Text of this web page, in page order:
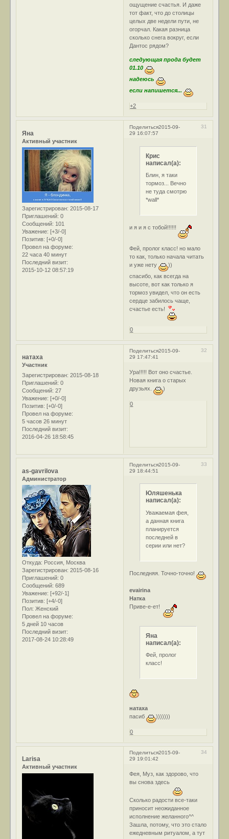
ощущение счастья. И даже
тот факт, что до столицы
целых две недели пути, не
огорчал. Какая разница
сколько снега вокруг, если
Дантос рядом?
следующая прода будет
01.10
надеюсь
если напишется...
+2
Поделиться 31
2015-09-
29 16:07:57
Яна
Активный участник
Зарегистрирован: 2015-08-17
Приглашений: 0
Сообщений: 101
Уважение: [+3/-0]
Позитив: [+0/-0]
Провел на форуме:
22 часа 40 минут
Последний визит:
2015-10-12 08:57:19
Крис
написал(а):
Блин, я таки
тормоз... Вечно
не туда смотрю
*wall*
и я и я с тобой!!!!!!
Фей, пролог класс! но мало
то как, только начала читать
и уже нету
))
спасибо, как всегда на
высоте, вот как только я
тормоз увидел, что он есть
сердце забилось чаще,
счастье есть!
0
Поделиться 32
2015-09-
29 17:47:41
натаха
Участник
Зарегистрирован: 2015-08-18
Приглашений: 0
Сообщений: 27
Уважение: [+0/-0]
Позитив: [+0/-0]
Провел на форуме:
5 часов 26 минут
Последний визит:
2016-04-26 18:58:45
Ура!!!!! Вот оно счастье.
Новая книга о старых
друзьях.
)
0
Поделиться 33
2015-09-
29 18:44:51
as-gavrilova
Администратор
Откуда: Россия, Москва
Зарегистрирован: 2015-08-16
Приглашений: 0
Сообщений: 689
Уважение: [+92/-1]
Позитив: [+4/-0]
Пол: Женский
Провел на форуме:
5 дней 10 часов
Последний визит:
2017-08-24 10:28:49
Юляшенька
написал(а):
Уважаемая фея,
а данная книга
планируется
последней в
серии или нет?
Последняя. Точно-точно!
evairina
Натка
Приве-е-ет!
Яна
написал(а):
Фей, пролог
класс!
натаха
пасиб
)))))))
0
Поделиться 34
2015-09-
29 19:01:42
Larisa
Активный участник
Фея, Муз, как здорово, что
вы снова здесь
Сколько радости все-таки
приносит неожиданное
исполнение желанного^^
Зашла, потому, что это стало
ежедневным ритуалом, а тут